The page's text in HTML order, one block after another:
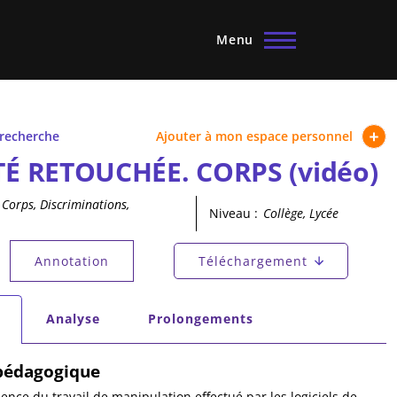
Menu
Ajouter à mon espace personnel
RETOUCHÉE. CORPS (vidéo)
Corps, Discriminations,
Niveau : Collège, Lycée
Annotation Téléchargement
Analyse Prolongements